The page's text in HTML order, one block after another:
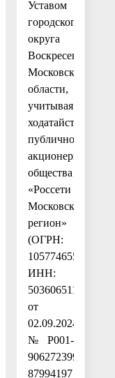
Уставом
городского
округа
Воскресенск
Московской
области,
учитывая
ходатайство
публичного
акционерного
общества
«Россети
Московский
регион»
(ОГРН:
1057746555811,
ИНН:
5036065113)
от
02.09.2024
№ P001-
9062723997-
87994197